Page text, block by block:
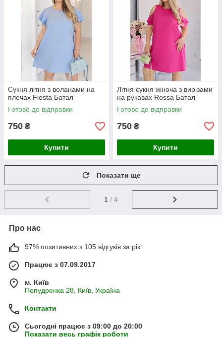
Сукня літня з воланами на
плечах Fiesta Батал
Готово до відправки
750 ₴
Купити
Літня сукня жіноча з вирізами
на рукавах Rossa Батал
Готово до відправки
750 ₴
Купити
Показати ще
1 / 4
Про нас
97% позитивних з 105 відгуків за рік
Працює з 07.09.2017
м. Київ
Попудренка 28, Київ, Україна
Контакти
Сьогодні працює з 09:00 до 20:00
Показати весь графік роботи